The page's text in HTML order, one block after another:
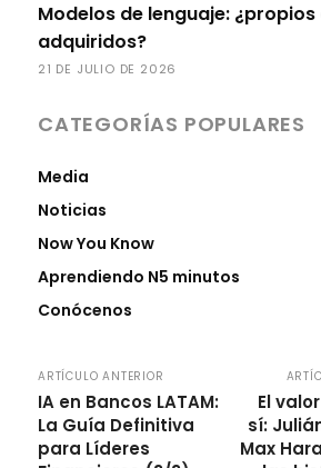
Modelos de lenguaje: ¿propios
adquiridos?
21 DE JULIO DE 2026
CATEGORÍAS POPULARES
Media
Noticias
Now You Know
Aprendiendo N5 minutos
Conócenos
ARTÍCULO ANTERIOR
IA en Bancos LATAM:
La Guía Definitiva
para Líderes
El
sí:
Max